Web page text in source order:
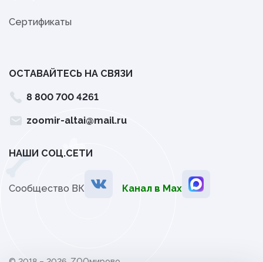
Сертификаты
ОСТАВАЙТЕСЬ НА СВЯЗИ
8 800 700 4261
zoomir-altai@mail.ru
НАШИ СОЦ.СЕТИ
Сообщество ВК Канал в Мах